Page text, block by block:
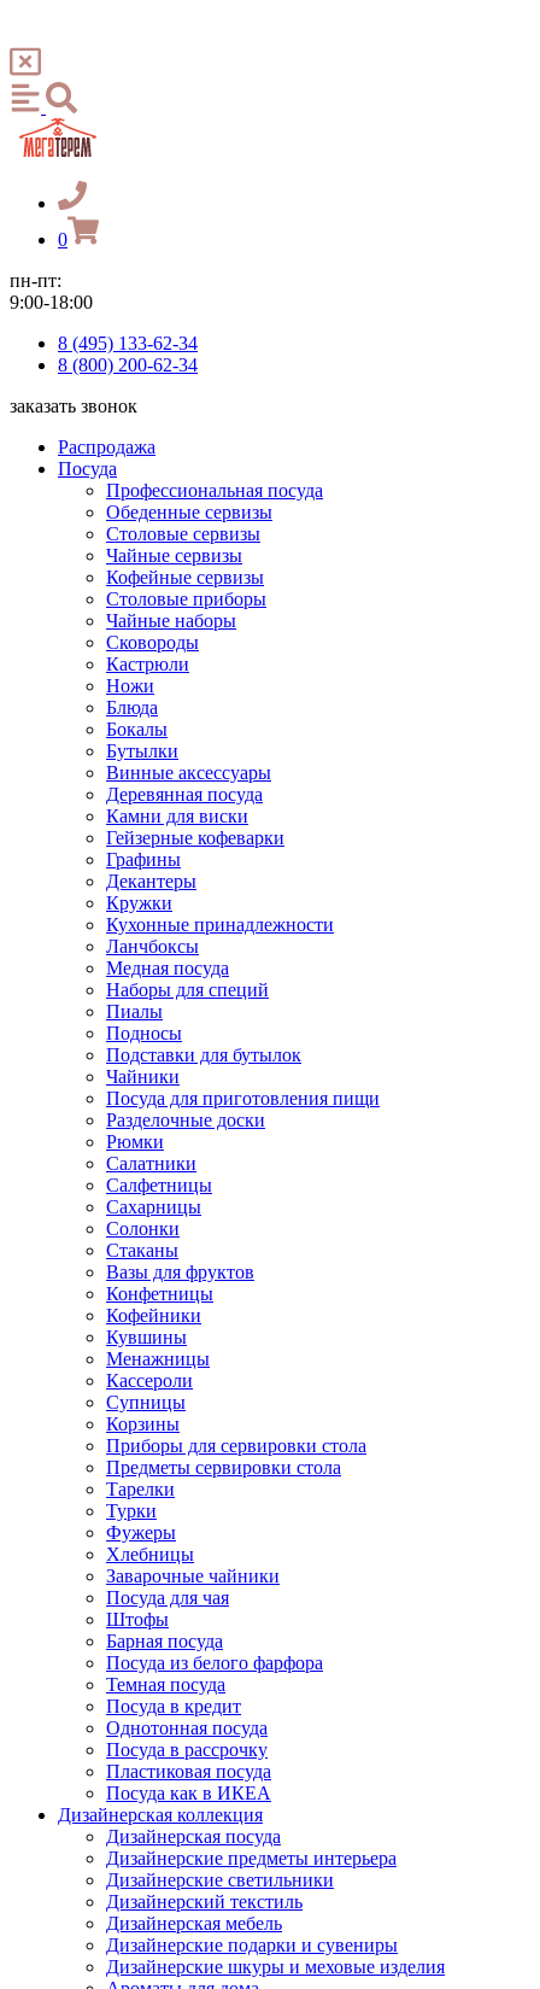
0
пн-пт:
9:00-18:00
8 (495) 133-62-34
8 (800) 200-62-34
заказать звонок
Распродажа
Посуда
Профессиональная посуда
Обеденные сервизы
Столовые сервизы
Чайные сервизы
Кофейные сервизы
Столовые приборы
Чайные наборы
Сковороды
Кастрюли
Ножи
Блюда
Бокалы
Бутылки
Винные аксессуары
Деревянная посуда
Камни для виски
Гейзерные кофеварки
Графины
Декантеры
Кружки
Кухонные принадлежности
Ланчбоксы
Медная посуда
Наборы для специй
Пиалы
Подносы
Подставки для бутылок
Чайники
Посуда для приготовления пищи
Разделочные доски
Рюмки
Салатники
Салфетницы
Сахарницы
Солонки
Стаканы
Вазы для фруктов
Конфетницы
Кофейники
Кувшины
Менажницы
Кассероли
Супницы
Корзины
Приборы для сервировки стола
Предметы сервировки стола
Тарелки
Турки
Фужеры
Хлебницы
Заварочные чайники
Посуда для чая
Штофы
Барная посуда
Посуда из белого фарфора
Темная посуда
Посуда в кредит
Однотонная посуда
Посуда в рассрочку
Пластиковая посуда
Посуда как в ИКЕА
Дизайнерская коллекция
Дизайнерская посуда
Дизайнерские предметы интерьера
Дизайнерские светильники
Дизайнерский текстиль
Дизайнерская мебель
Дизайнерские подарки и сувениры
Дизайнерские шкуры и меховые изделия